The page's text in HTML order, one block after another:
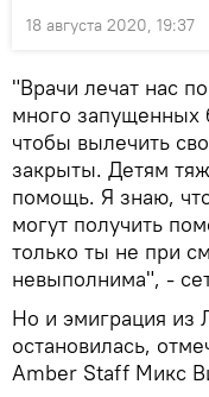
18 августа 2020, 19:37
"Врачи лечат нас
много запущенных
чтобы вылечить
закрыты. Детям
помощь. Я знаю,
могут получить
только ты не при
невыполнима", -
Но и эмиграция из
остановилась,
Amber Staff Микс